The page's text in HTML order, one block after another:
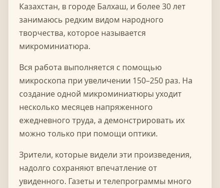
Казахстан, в городе Балхаш, и более 30 лет
занимаюсь редким видом народного
творчества, которое называется
микроминиатюра.
Вся работа выполняется с помощью
микроскопа при увеличении 150–250 раз. На
создание одной микроминиатюры уходит
несколько месяцев напряженного
ежедневного труда, а демонстрировать их
можно только при помощи оптики.
Зрители, которые видели эти произведения,
надолго сохраняют впечатление от
увиденного. Газеты и телепрограммы много